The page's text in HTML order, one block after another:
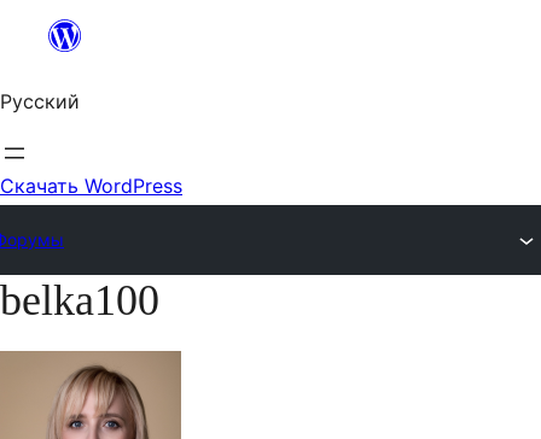
Перейти
содержимому
Русский
Скачать WordPress
Перейти
содержимому
belka100